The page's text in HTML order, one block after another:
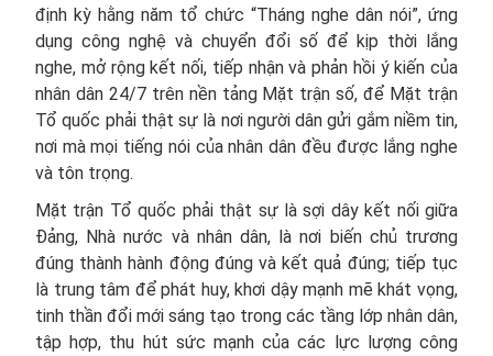
định kỳ hằng năm tổ chức “Tháng nghe dân nói”, ứng
dụng công nghệ và chuyển đổi số để kịp thời lắng
nghe, mở rộng kết nối, tiếp nhận và phản hồi ý kiến của
nhân dân 24/7 trên nền tảng Mặt trận số, để Mặt trận
Tổ quốc phải thật sự là nơi người dân gửi gắm niềm tin,
nơi mà mọi tiếng nói của nhân dân đều được lắng nghe
và tôn trọng.
Mặt trận Tổ quốc phải thật sự là sợi dây kết nối giữa
Đảng, Nhà nước và nhân dân, là nơi biến chủ trương
đúng thành hành động đúng và kết quả đúng; tiếp tục
là trung tâm để phát huy, khơi dậy mạnh mẽ khát vọng,
tinh thần đổi mới sáng tạo trong các tầng lớp nhân dân,
tập hợp, thu hút sức mạnh của các lực lượng công